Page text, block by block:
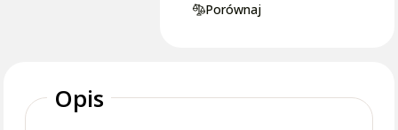
Porównaj
Opis